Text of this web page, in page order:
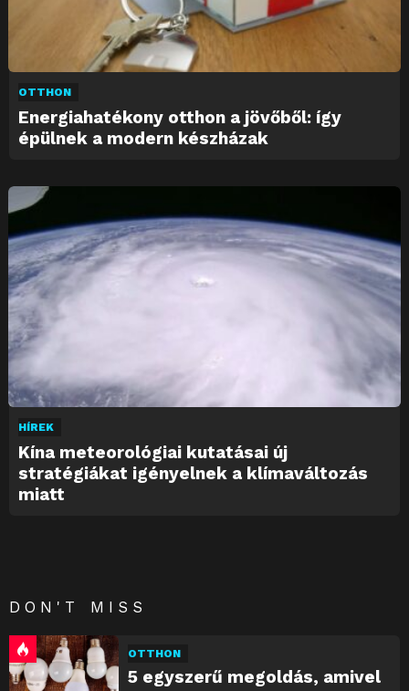
OTTHON
Energiahatékony otthon a jövőből: így
épülnek a modern készházak
HÍREK
Kína meteorológiai kutatásai új
stratégiákat igényelnek a klímaváltozás
miatt
DON'T MISS
OTTHON
5 egyszerű megoldás, amivel